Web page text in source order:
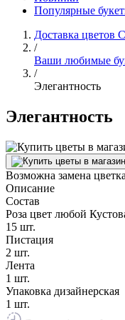
Популярные
Доставка цветов
/
Ваши любимые
/
Элегантность
Элегантность
Возможна замена
Описание
Состав
Роза цвет любой
15 шт.
Пистация
2 шт.
Лента
1 шт.
Упаковка дизайнерская
1 шт.